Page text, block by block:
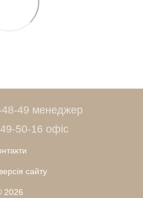
49 менеджер
50-16 офіс
сайту
2026